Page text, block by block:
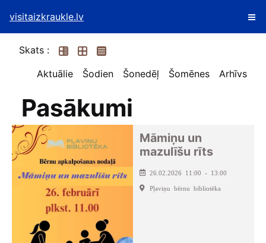
visitaizkraukle.lv
Skats :
Aktuālie
Šodien Šonedēļ Šomēnes Arhīvs
Pasākumi
Māmiņu un
mazulīšu rīts
26.02.2026 11:00 - 13:00
Pļaviņu bērnu bibliotēka